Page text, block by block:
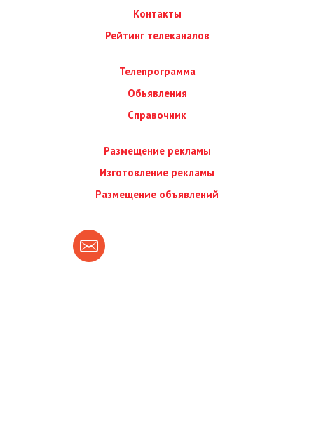
Контакты
Рейтинг телеканалов
Телепрограмма
Обьявления
Справочник
Размещение рекламы
Изготовление рекламы
Размещение объявлений